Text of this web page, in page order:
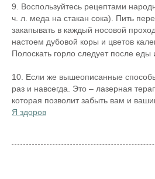
9. Воспользуйтесь рецептами
ч. л. меда на стакан сока). Пить
закапывать в каждый носовой
настоем дубовой коры и цветов
Полоскать горло следует после еды
10. Если же вышеописанные
раз и навсегда. Это – лазерная
которая позволит забыть вам и
Я здоров